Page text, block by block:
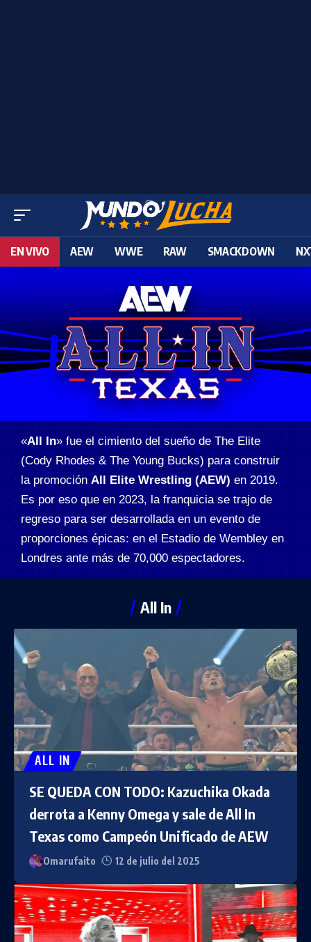
EN VIVO AEW WWE RAW SMACKDOWN
«All In» fue el cimiento del sueño de The Elite
(Cody Rhodes & The Young Bucks) para construir
la promoción All Elite Wrestling (AEW) en 2019.
Es por eso que en 2023, la franquicia se trajo de
regreso para ser desarrollada en un evento de
proporciones épicas: en el Estadio de Wembley en
Londres ante más de 70,000 espectadores.
All In
ALL IN
SE QUEDA CON TODO: Kazuchika Okada
derrota a Kenny Omega y sale de All In
Texas como Campeón Unificado de AEW
Omarufaito 12 de julio del 2025